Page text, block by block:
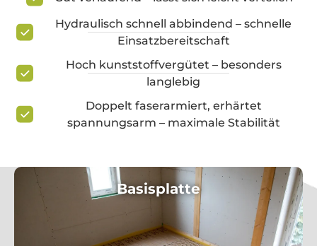
Hydraulisch schnell abbindend – schnelle
Einsatzbereitschaft
Hoch kunststoffvergütet – besonders
langlebig
Doppelt faserarmiert, erhärtet
spannungsarm – maximale Stabilität
Basisplatte